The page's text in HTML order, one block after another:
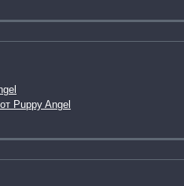
Puppy Angel